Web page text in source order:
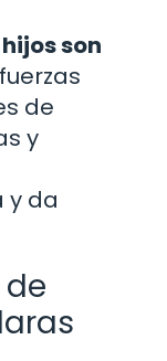
son
de
y
y da